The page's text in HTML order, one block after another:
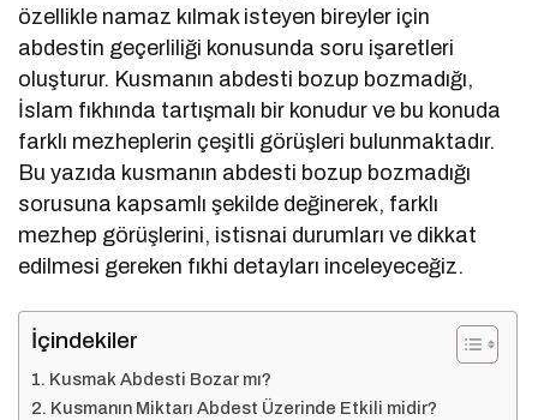
özellikle namaz kılmak isteyen bireyler için
abdestin geçerliliği konusunda soru işaretleri
oluşturur. Kusmanın abdesti bozup bozmadığı,
İslam fıkhında tartışmalı bir konudur ve bu konuda
farklı mezheplerin çeşitli görüşleri bulunmaktadır.
Bu yazıda kusmanın abdesti bozup bozmadığı
sorusuna kapsamlı şekilde değinerek, farklı
mezhep görüşlerini, istisnai durumları ve dikkat
edilmesi gereken fıkhi detayları inceleyeceğiz.
İçindekiler
Kusmak Abdesti Bozar mı?
Kusmanın Miktarı Abdest Üzerinde Etkili midir?